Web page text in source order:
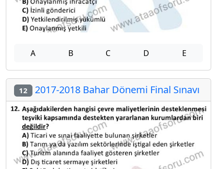
A B C D E
12 2017-2018 Bahar Dönemi Final Sınavı